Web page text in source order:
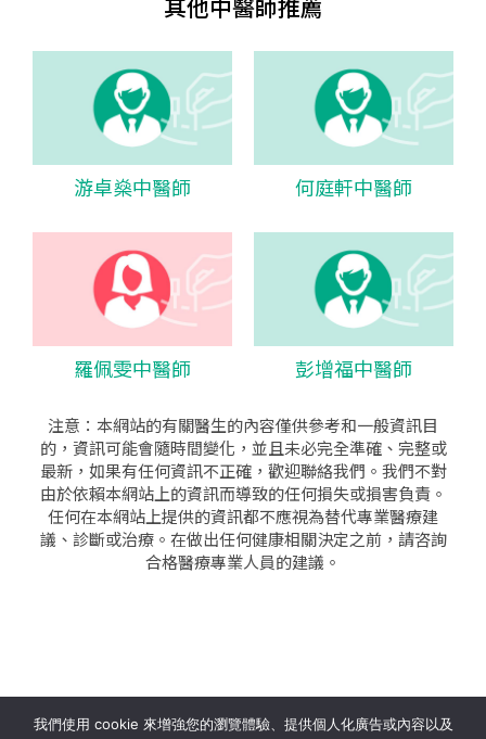
游卓燊中醫師 何庭軒中醫師
羅佩雯中醫師 彭增福中醫師
注意：本網站的有關醫生的內容僅供參考和一般資訊目
的，資訊可能會隨時間變化，並且未必完全準確、完整或
最新，如果有任何資訊不正確，歡迎聯絡我們。我們不對
由於依賴本網站上的資訊而導致的任何損失或損害負責。
任何在本網站上提供的資訊都不應視為替代專業醫療建
議、診斷或治療。在做出任何健康相關決定之前，請咨詢
合格醫療專業人員的建議。
seo公司|sem公司|網頁設計|網頁設計公司by isualsense
我們使用 cookie 來增強您的瀏覽體驗、提供個人化廣告或內容以及